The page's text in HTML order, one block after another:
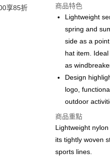
享85折
Google Pay
AlipayHK
WeChat Pay
送貨方式
付款後順豐站及
每筆HK$50.00，
付款後順豐合作
每筆HK$50.00，
商品特色
Lightweight
spring and
side as a
hat item.
as
Design
logo,
outdoor
商品重點
Lightweight
its tightly woven
sports lines.